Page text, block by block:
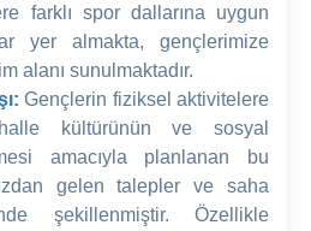
farklı spor dallarına uygun
yer almakta, gençlerimize
alanı sunulmaktadır.
Gençlerin fiziksel aktivitelere
kültürünün ve sosyal
amacıyla planlanan bu
gelen talepler ve saha
şekillenmiştir. Özellikle